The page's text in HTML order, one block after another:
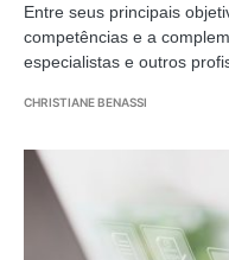
Entre seus principais
competências e a
especialistas e outros
CHRISTIANE BENASSI